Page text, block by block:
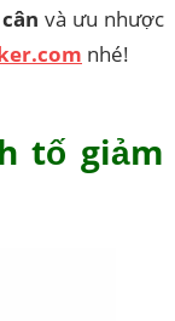
và ưu nhược
nhé!
tố giảm